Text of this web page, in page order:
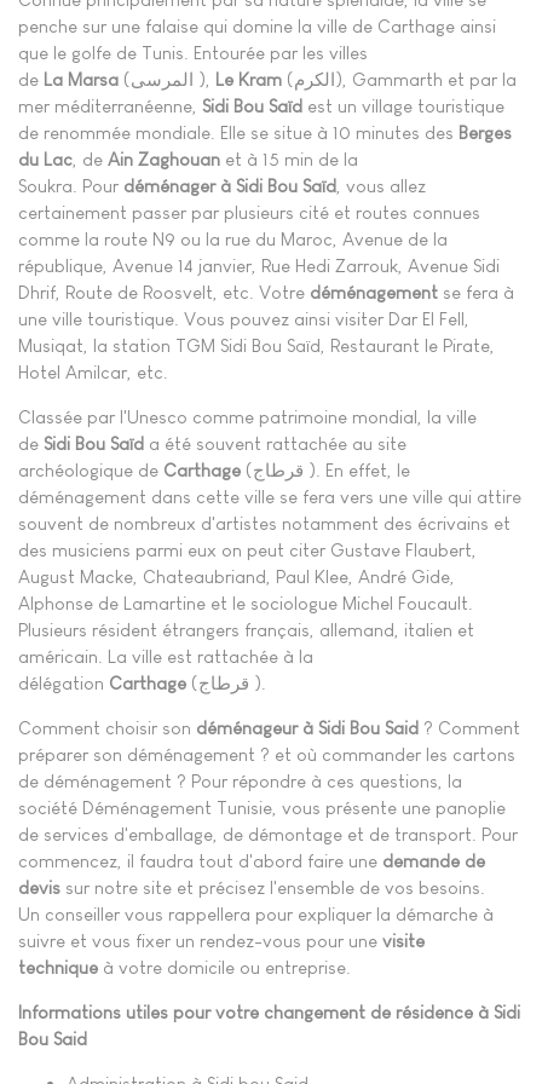
penche sur une falaise qui domine la ville de Carthage ainsi
que le golfe de Tunis. Entourée par les villes
de La Marsa (المرسى ), Le Kram (الكرم), Gammarth et par la
mer méditerranéenne, Sidi Bou Saïd est un village touristique
de renommée mondiale. Elle se situe à 10 minutes des Berges
du Lac , de Ain Zaghouan et à 15 min de la
Soukra. Pour déménager à Sidi Bou Saïd , vous allez
certainement passer par plusieurs cité et routes connues
comme la route N9 ou la rue du Maroc, Avenue de la
république, Avenue 14 janvier, Rue Hedi Zarrouk, Avenue Sidi
Dhrif, Route de Roosvelt, etc. Votre déménagement se fera à
une ville touristique. Vous pouvez ainsi visiter Dar El Fell,
Musiqat, la station TGM Sidi Bou Saïd, Restaurant le Pirate,
Hotel Amilcar, etc.
Classée par l'Unesco comme patrimoine mondial, la ville
de Sidi Bou Saïd a été souvent rattachée au site
archéologique de Carthage (قرطاج ). En effet, le
déménagement dans cette ville se fera vers une ville qui attire
souvent de nombreux d'artistes notamment des écrivains et
des musiciens parmi eux on peut citer Gustave Flaubert,
August Macke, Chateaubriand, Paul Klee, André Gide,
Alphonse de Lamartine et le sociologue Michel Foucault.
Plusieurs résident étrangers français, allemand, italien et
américain. La ville est rattachée à la
délégation Carthage (قرطاج ).
Comment choisir son déménageur à Sidi Bou Said ? Comment
préparer son déménagement ? et où commander les cartons
de déménagement ? Pour répondre à ces questions, la
société Déménagement Tunisie, vous présente une panoplie
de services d'emballage, de démontage et de transport. Pour
commencez, il faudra tout d'abord faire une demande de
devis sur notre site et précisez l'ensemble de vos besoins.
Un conseiller vous rappellera pour expliquer la démarche à
suivre et vous fixer un rendez-vous pour une visite
technique à votre domicile ou entreprise.
Informations utiles pour votre changement de résidence à Sidi
Bou Said